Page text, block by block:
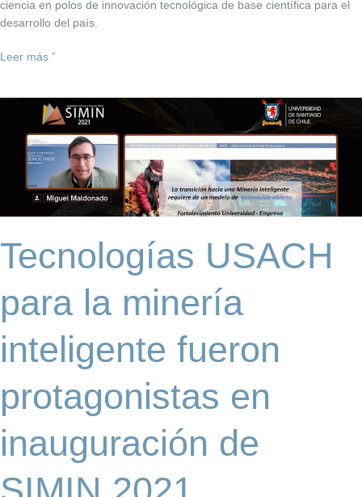
ciencia en polos de innovación tecnológica de base científica para el
desarrollo del país.
Leer más ”
Tecnologías USACH
para la minería
inteligente fueron
protagonistas en
inauguración de
Tecnologías
inteligente
en
inauguración
SIMIN
2021